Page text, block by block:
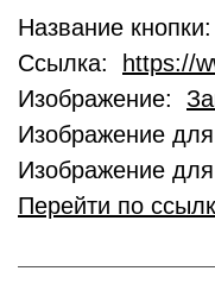
Название
Ссылка:
https://
Изображение:
Изображение
Изображение
Перейти по